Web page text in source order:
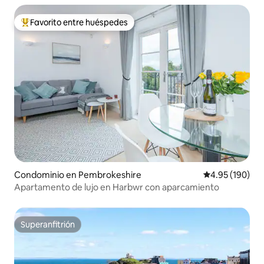
De los mejores en Favorito entre huéspedes
Favorito entre huéspedes
Condominio en Pembrokeshire Calificación
4.95 (190)
Apartamento de lujo en Harbwr con aparcamiento
Superanfitrión
Superanfitrión